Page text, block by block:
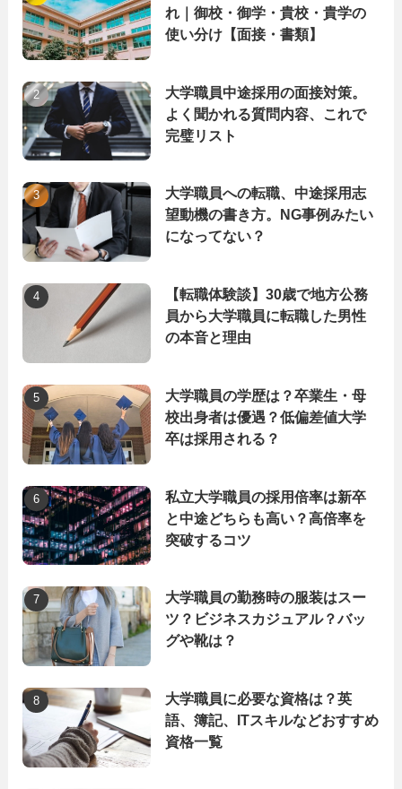
れ｜御校・御学・貴校・貴学の
使い分け【面接・書類】
大学職員中途採用の面接対策。
よく聞かれる質問内容、これで
完璧リスト
大学職員への転職、中途採用志
望動機の書き方。NG事例みたい
になってない？
【転職体験談】30歳で地方公務
員から大学職員に転職した男性
の本音と理由
大学職員の学歴は？卒業生・母
校出身者は優遇？低偏差値大学
卒は採用される？
私立大学職員の採用倍率は新卒
と中途どちらも高い？高倍率を
突破するコツ
大学職員の勤務時の服装はスー
ツ？ビジネスカジュアル？バッ
グや靴は？
大学職員に必要な資格は？英
語、簿記、ITスキルなどおすすめ
資格一覧